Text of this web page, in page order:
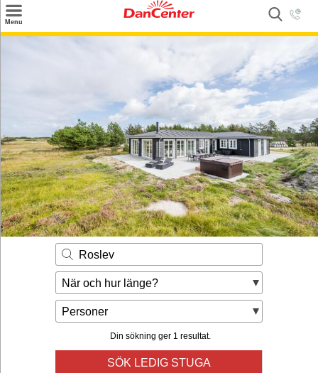
Menu
Service
Kontakt
Husägare
Roslev
När och hur länge?
Personer
Din sökning ger 1 resultat.
SÖK LEDIG STUGA